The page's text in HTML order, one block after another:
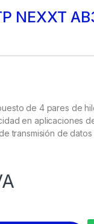
NEXXT
de 4 pares de
en aplicaciones
transmisión de